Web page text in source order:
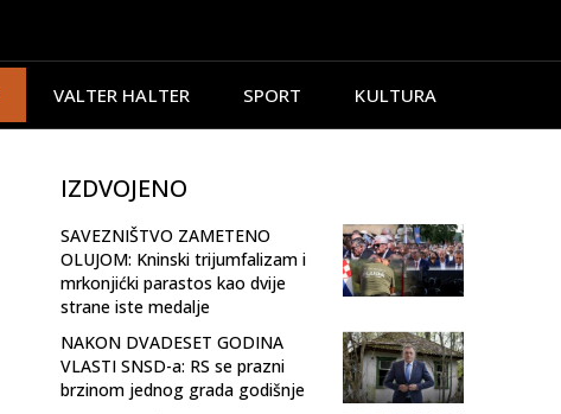
VALTER HALTER SPORT KULTURA
IZDVOJENO
SAVEZNIŠTVO ZAMETENO
OLUJOM: Kninski trijumfalizam i
mrkonjićki parastos kao dvije
strane iste medalje
NAKON DVADESET GODINA
VLASTI SNSD-a: RS se prazni
brzinom jednog grada godišnje